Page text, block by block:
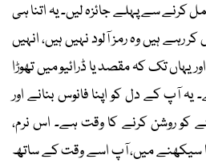
کرنے سے پہلے جائزہ لیں۔ یہ اتنا ہی
ہیں وہ رمز آلود نہیں ہیں، انہیں
تک کہ مقصد یا ڈرائیو میں تھوڑا
آپ کے دل کو اپنا فانوس بنانے اور
کو روشن کرنے کا وقت ہے۔ اس نرم،
سیکھنے میں، آپ اسے وقت کے ساتھ